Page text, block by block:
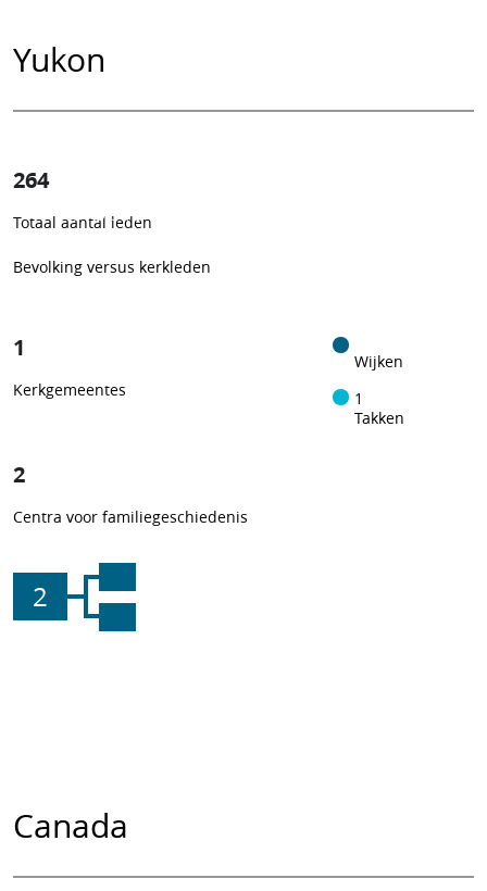
Yukon
264
Totaal aantal leden
0.66%
1 / 153
Bevolking versus kerkleden
1
Kerkgemeentes
Wijken
1
Takken
2
Centra voor familiegeschiedenis
2
Canada